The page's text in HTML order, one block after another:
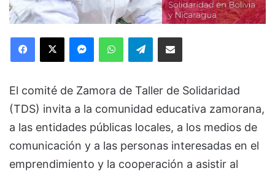
Facebook
X MessengerWhatsAppTelegramCompartir via Email
El comité de Zamora de Taller de Solidaridad
(TDS) invita a la comunidad educativa zamorana,
a las entidades públicas locales, a los medios de
comunicación y a las personas interesadas en el
emprendimiento y la cooperación a asistir al